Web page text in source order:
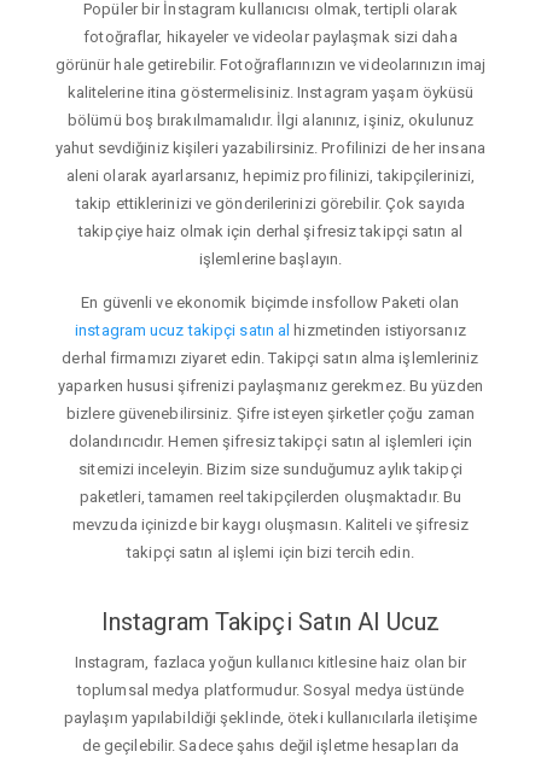
Popüler bir İnstagram kullanıcısı olmak, tertipli olarak
fotoğraflar, hikayeler ve videolar paylaşmak sizi daha
görünür hale getirebilir. Fotoğraflarınızın ve videolarınızın imaj
kalitelerine itina göstermelisiniz. Instagram yaşam öyküsü
bölümü boş bırakılmamalıdır. İlgi alanınız, işiniz, okulunuz
yahut sevdiğiniz kişileri yazabilirsiniz. Profilinizi de her insana
aleni olarak ayarlarsanız, hepimiz profilinizi, takipçilerinizi,
takip ettiklerinizi ve gönderilerinizi görebilir. Çok sayıda
takipçiye haiz olmak için derhal şifresiz takipçi satın al
işlemlerine başlayın.
En güvenli ve ekonomik biçimde insfollow Paketi olan
instagram ucuz takipçi satın al hizmetinden istiyorsanız
derhal firmamızı ziyaret edin. Takipçi satın alma işlemleriniz
yaparken hususi şifrenizi paylaşmanız gerekmez. Bu yüzden
bizlere güvenebilirsiniz. Şifre isteyen şirketler çoğu zaman
dolandırıcıdır. Hemen şifresiz takipçi satın al işlemleri için
sitemizi inceleyin. Bizim size sunduğumuz aylık takipçi
paketleri, tamamen reel takipçilerden oluşmaktadır. Bu
mevzuda içinizde bir kaygı oluşmasın. Kaliteli ve şifresiz
takipçi satın al işlemi için bizi tercih edin.
Instagram Takipçi Satın Al Ucuz
Instagram, fazlaca yoğun kullanıcı kitlesine haiz olan bir
toplumsal medya platformudur. Sosyal medya üstünde
paylaşım yapılabildiği şeklinde, öteki kullanıcılarla iletişime
de geçilebilir. Sadece şahıs değil işletme hesapları da